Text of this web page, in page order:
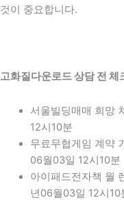
것이 중요합니다.
고화질다운로드 상담 전
서울빌딩매매 희망
12시10분
무료무협게임 계약
06월03일 12시10분
아이패드전자책 월
년06월03일 12시10